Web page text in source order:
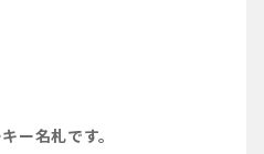
ー名札です。